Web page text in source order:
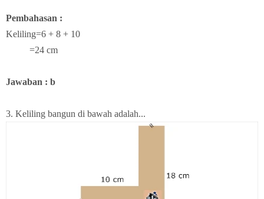
Pembahasan :
Keliling=6 + 8 + 10
=24 cm
Jawaban : b
3. Keliling bangun di bawah adalah...